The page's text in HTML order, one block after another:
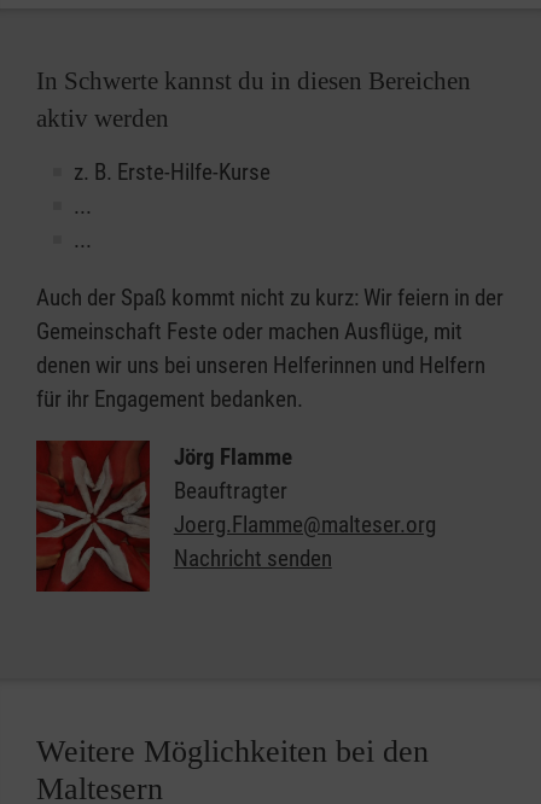
In Schwerte kannst du in diesen Bereichen
aktiv werden
z. B. Erste-Hilfe-Kurse
...
...
Auch der Spaß kommt nicht zu kurz: Wir feiern in der
Gemeinschaft Feste oder machen Ausflüge, mit
denen wir uns bei unseren Helferinnen und Helfern
für ihr Engagement bedanken.
Jörg Flamme
Beauftragter
Joerg.Flamme@malteser.org
Nachricht senden
Weitere Möglichkeiten bei den
Maltesern